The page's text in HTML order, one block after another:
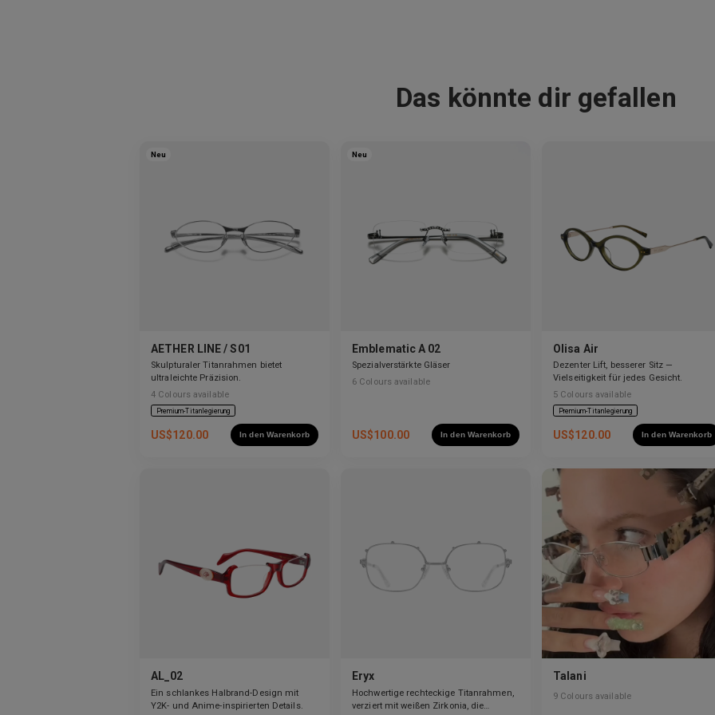
Das könnte dir gefallen
Neu
AETHER LINE / S01
Skulpturaler Titanrahmen bietet
ultraleichte Präzision.
4 Colours available
Premium-Titanlegierung
US$120.00 In den Warenkorb
Neu
Emblematic A 02
Spezialverstärkte Gläser
6 Colours available
US$100.00 In den Warenkorb
Olisa Air
Dezenter Lift, besserer Sitz —
Vielseitigkeit für jedes Gesicht.
5 Colours available
Premium-Titanlegierung
US$120.00 In den Warenkorb
AL_02
Ein schlankes Halbrand-Design mit
Y2K- und Anime-inspirierten Details.
Eryx
Hochwertige rechteckige Titanrahmen,
verziert mit weißen Zirkonia, die
Talani
9 Colours available